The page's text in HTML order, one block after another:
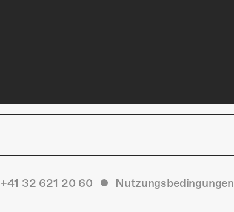
+41 32 621 20 60 Nutzungsbedingungen